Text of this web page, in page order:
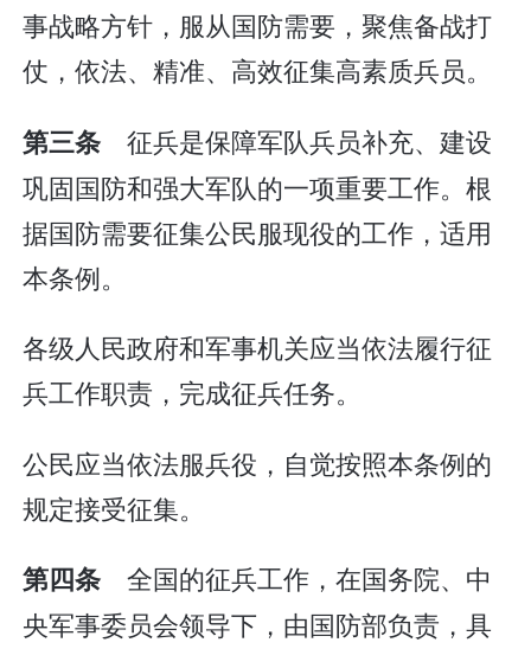
事战略方针，服从国防需要，聚焦备战打
仗，依法、精准、高效征集高素质兵员。
第三条 征兵是保障军队兵员补充、建设
巩固国防和强大军队的一项重要工作。根
据国防需要征集公民服现役的工作，适用
本条例。
各级人民政府和军事机关应当依法履行征
兵工作职责，完成征兵任务。
公民应当依法服兵役，自觉按照本条例的
规定接受征集。
第四条 全国的征兵工作，在国务院、中
央军事委员会领导下，由国防部负责，具